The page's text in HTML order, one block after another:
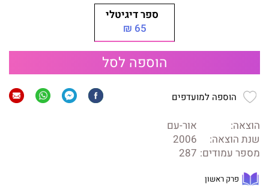
ספר דיגיטלי
65 ₪
הוספה לסל
הוספה למועדפים
הוצאה:
אור-עם
שנת הוצאה:
2006
מספר עמודים: 287
פרק ראשון